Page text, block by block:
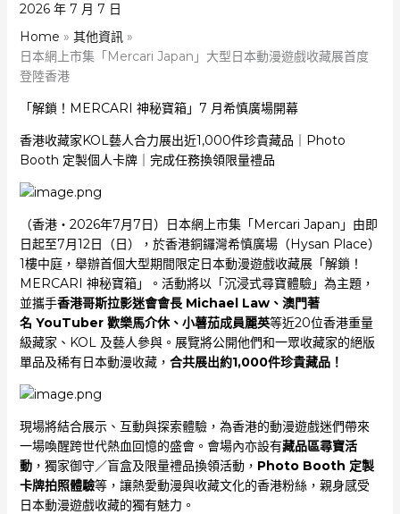
2026 年 7 月 7 日
Home
其他資訊
日本網上市集「Mercari Japan」大型日本動漫遊戲收藏展首度
登陸香港
「解鎖！MERCARI 神秘寶箱」7 月希慎廣場開幕
香港收藏家KOL藝人合力展出近1,000件珍貴藏品｜Photo
Booth 定製個人卡牌｜完成任務換領限量禮品
（香港‧2026年7月7日）日本網上市集「Mercari Japan」由即
日起至7月12日（日），於香港銅鑼灣希慎廣場（Hysan Place）
1樓中庭，舉辦首個大型期間限定日本動漫遊戲收藏展「解鎖！
MERCARI 神秘寶箱」。活動將以「沉浸式尋寶體驗」為主題，
並攜手香港哥斯拉影迷會會長Michael Law、澳門著
名 YouTuber 歡樂馬介休、小薯茄成員麗英等近20位香港重量
級藏家、KOL 及藝人參與。展覽將公開他們和一眾收藏家的絕版
單品及稀有日本動漫收藏， 合共展出約1,000件珍貴藏品！
現場將結合展示、互動與探索體驗，為香港的動漫遊戲迷們帶來
一場喚醒跨世代熱血回憶的盛會。會場內亦設有藏品區尋寶活
動，獨家御守／盲盒及限量禮品換領活動， Photo Booth 定製
卡牌拍照體驗等，讓熱愛動漫與收藏文化的香港粉絲，親身感受
日本動漫遊戲收藏的獨有魅力。